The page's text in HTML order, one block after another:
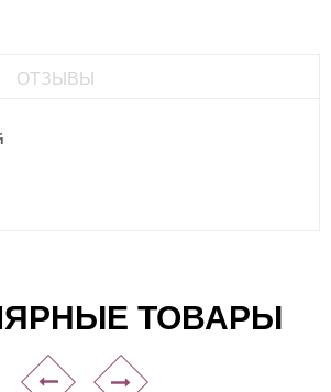
ОТЗЫВЫ
ТОВАРЫ